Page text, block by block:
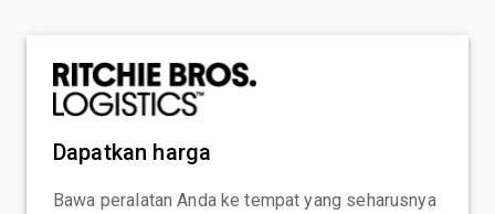
Dapatkan harga
Bawa peralatan Anda ke tempat yang seharusnya